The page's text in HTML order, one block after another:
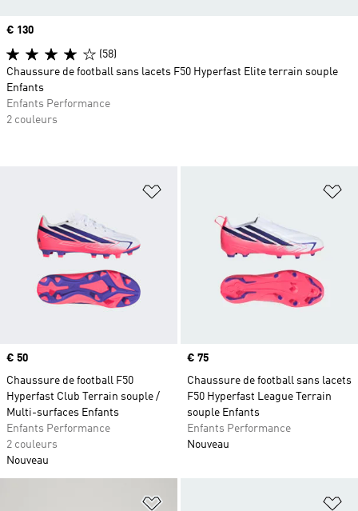
Ajouter à la Liste de produits
Prix
€ 50
Chaussure de football F50
Hyperfast Club Terrain souple /
Multi-surfaces Enfants
Enfants Performance
2 couleurs
Nouveau
Prix
€ 75
Chaussure de football sans lacets
F50 Hyperfast League Terrain
souple Enfants
Enfants Performance
Nouveau
Ajouter à la Liste de produits
Prix
€ 130
(58)
Chaussure de football sans lacets F50 Hyperfast Elite terrain souple
Enfants
Enfants Performance
2 couleurs